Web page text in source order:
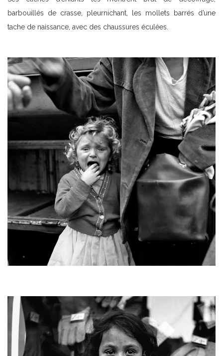
barbouillés de crasse, pleurnichant, les mollets barrés d’une
tache de naissance, avec des chaussures éculées.